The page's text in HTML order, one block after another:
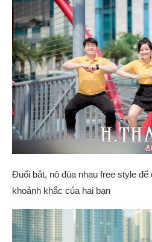
Đuổi bắt, nô đùa nhau free style để
khoảnh khắc của hai bạn